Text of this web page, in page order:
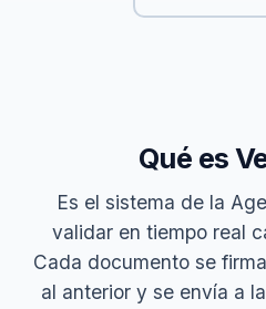
Qué es
Es el sistema de la
validar en tiempo real
Cada documento se
al anterior y se envía a